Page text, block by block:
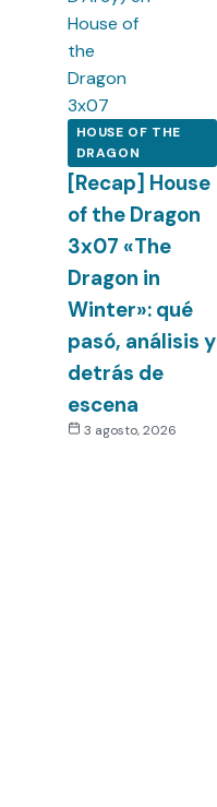
HOUSE OF THE
DRAGON
[Recap] House
of the Dragon
3x07 «The
Dragon in
Winter»: qué
pasó, análisis y
detrás de
escena
3 agosto, 2026